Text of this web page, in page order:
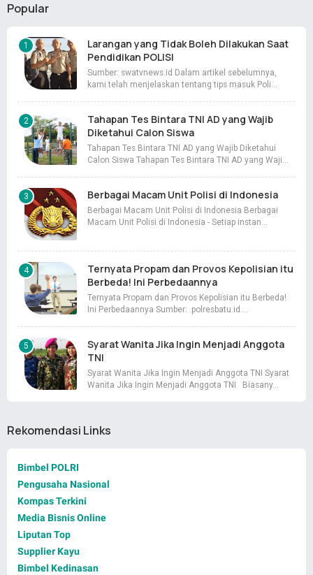
Popular
Larangan yang Tidak Boleh Dilakukan Saat
Pendidikan POLISI
Sumber: swatvnews.id Dalam artikel sebelumnya,
kami telah menjelaskan tentang tips masuk Poli…
Tahapan Tes Bintara TNI AD yang Wajib
Diketahui Calon Siswa
Tahapan Tes Bintara TNI AD yang Wajib Diketahui
Calon Siswa Tahapan Tes Bintara TNI AD yang Waji…
Berbagai Macam Unit Polisi di Indonesia
Berbagai Macam Unit Polisi di Indonesia Berbagai
Macam Unit Polisi di Indonesia - Setiap instan…
Ternyata Propam dan Provos Kepolisian itu
Berbeda! Ini Perbedaannya
Ternyata Propam dan Provos Kepolisian itu Berbeda!
Ini Perbedaannya Sumber: polresbatu.id …
Syarat Wanita Jika Ingin Menjadi Anggota
TNI
Syarat Wanita Jika Ingin Menjadi Anggota TNI Syarat
Wanita Jika Ingin Menjadi Anggota TNI Biasany…
Rekomendasi Links
Bimbel POLRI
Pengusaha Nasional
Kompas Terkini
Media Bisnis Online
Liputan Top
Supplier Kayu
Bimbel Kedinasan